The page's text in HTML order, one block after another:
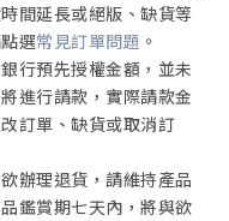
間延長或絕版、缺貨等
選常見訂單問題 。
行預先授權金額，並未
進行請款，實際請款金
訂單、缺貨或取消訂
辦理退貨，請維持產品
鑑賞期七天內，將與欲